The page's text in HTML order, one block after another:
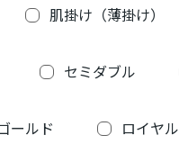
肌掛け（薄掛け）
セミダブル
ールド ロイヤ